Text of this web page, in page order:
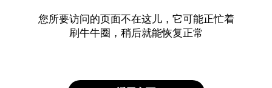
您所要访问的页面不在这儿，它可能正忙着
刷牛牛圈，稍后就能恢复正常